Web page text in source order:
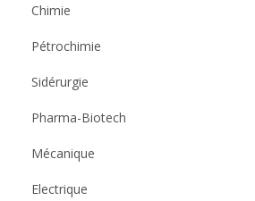
Chimie
Pétrochimie
Sidérurgie
Pharma-Biotech
Mécanique
Electrique